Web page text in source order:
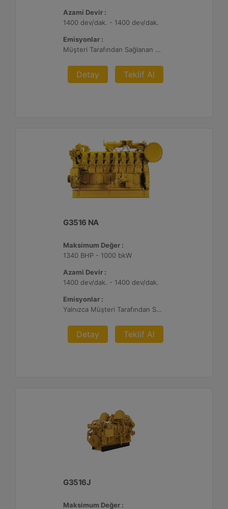
Azami Devir :
1400 dev/dak. - 1400 dev/dak.
Emisyonlar :
Müşteri Tarafından Sağlanan Atık Arıtma ile NSPS Saha Uyumluluğuna Sahiptir, 0,5 g/bhp-sa. NOx
Detay Teklif Al
G3516 NA
Maksimum Değer :
1340 BHP - 1000 bkW
Azami Devir :
1400 dev/dak. - 1400 dev/dak.
Emisyonlar :
Yalnızca Müşteri Tarafından Sağlanan Atık Arıtma ile İhracat, %0,5 O2 Ayar Noktası
Detay Teklif Al
G3516J
Maksimum Değer :